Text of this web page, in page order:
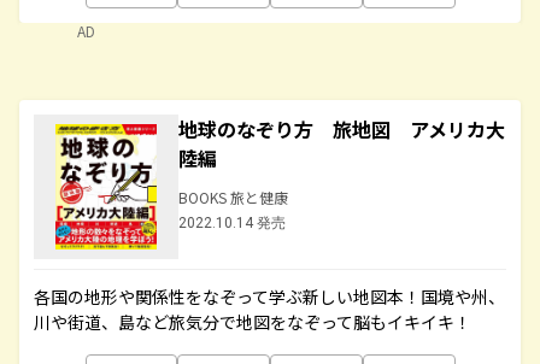
AD
地球のなぞり方 旅地図 アメリカ大
陸編
BOOKS 旅と健康
2022.10.14 発売
各国の地形や関係性をなぞって学ぶ新しい地図本！国境や州、
川や街道、島など旅気分で地図をなぞって脳もイキイキ！